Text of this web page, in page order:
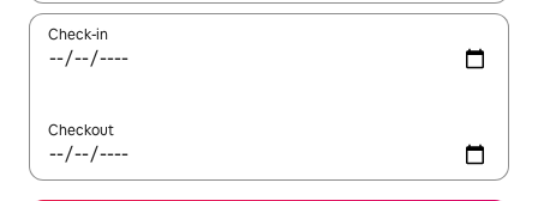
Check-in
Checkout